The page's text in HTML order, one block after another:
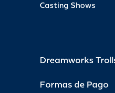
Casting Shows
Dreamworks
Formas de Pago